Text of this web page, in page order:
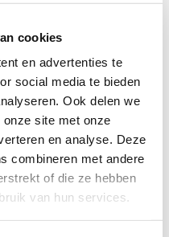
cookies
en advertenties te
social media te bieden
Ook delen we
site met onze
en analyse. Deze
combineren met andere
of die ze hebben
van hun services.
gekweekt op
– Goed
of ± 10
en kan
bewaard